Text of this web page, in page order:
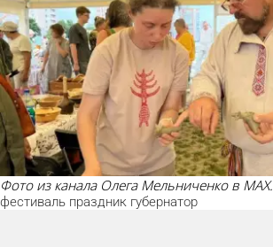
Фото из канала Олега Мельниченко в MAX.
фестиваль праздник губернатор